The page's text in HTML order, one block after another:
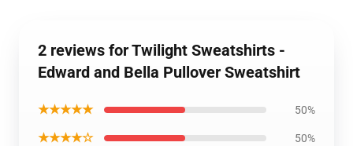
2 reviews for Twilight Sweatshirts -
Edward and Bella Pullover Sweatshirt
★★★★★ 50%
★★★★☆ 50%